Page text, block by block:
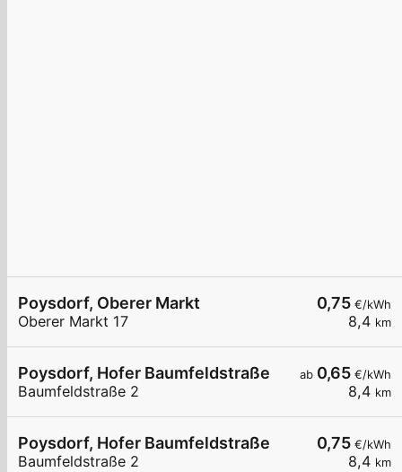
0,75 €/kWh
8,4 km
Poysdorf, Oberer Markt
Oberer Markt 17
ab 0,65 €/kWh
8,4 km
Poysdorf, Hofer Baumfeldstraße
Baumfeldstraße 2
0,75 €/kWh
8,4 km
Poysdorf, Hofer Baumfeldstraße
Baumfeldstraße 2